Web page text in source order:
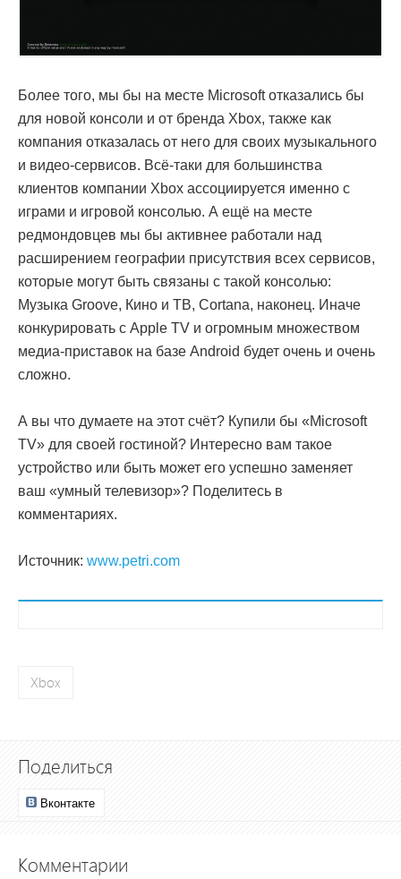
Более того, мы бы на месте Microsoft отказались бы
для новой консоли и от бренда Xbox, также как
компания отказалась от него для своих музыкального
и видео-сервисов. Всё-таки для большинства
клиентов компании Xbox ассоциируется именно с
играми и игровой консолью. А ещё на месте
редмондовцев мы бы активнее работали над
расширением географии присутствия всех сервисов,
которые могут быть связаны с такой консолью:
Музыка Groove, Кино и ТВ, Cortana, наконец. Иначе
конкурировать с Apple TV и огромным множеством
медиа-приставок на базе Android будет очень и очень
сложно.
А вы что думаете на этот счёт? Купили бы «Microsoft
TV» для своей гостиной? Интересно вам такое
устройство или быть может его успешно заменяет
ваш «умный телевизор»? Поделитесь в
комментариях.
Источник: www.petri.com
Xbox
Поделиться
Вконтакте
Комментарии